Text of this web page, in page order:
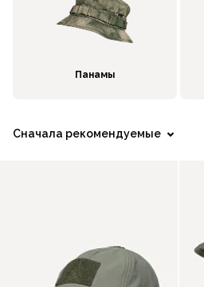
Панамы
Сначала рекомендуемые